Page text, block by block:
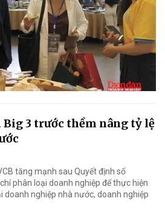
3 trước thềm nâng tỷ lệ
tăng mạnh sau Quyết định số
phân loại doanh nghiệp để thực hiện
doanh nghiệp nhà nước, doanh nghiệp